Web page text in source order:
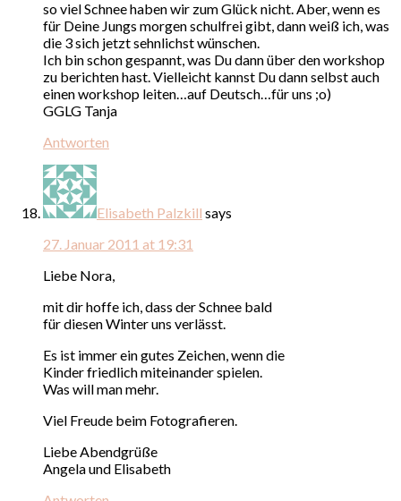
so viel Schnee haben wir zum Glück nicht. Aber, wenn es
für Deine Jungs morgen schulfrei gibt, dann weiß ich, was
die 3 sich jetzt sehnlichst wünschen.
Ich bin schon gespannt, was Du dann über den workshop
zu berichten hast. Vielleicht kannst Du dann selbst auch
einen workshop leiten…auf Deutsch…für uns ;o)
GGLG Tanja
Antworten
Elisabeth Palzkill says
27. Januar 2011 at 19:31
Liebe Nora,
mit dir hoffe ich, dass der Schnee bald
für diesen Winter uns verlässt.
Es ist immer ein gutes Zeichen, wenn die
Kinder friedlich miteinander spielen.
Was will man mehr.
Viel Freude beim Fotografieren.
Liebe Abendgrüße
Angela und Elisabeth